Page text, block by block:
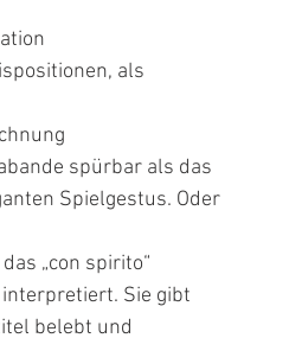
als
spürbar als das
Spielgestus. Oder
„con spirito“
Sie gibt
belebt und